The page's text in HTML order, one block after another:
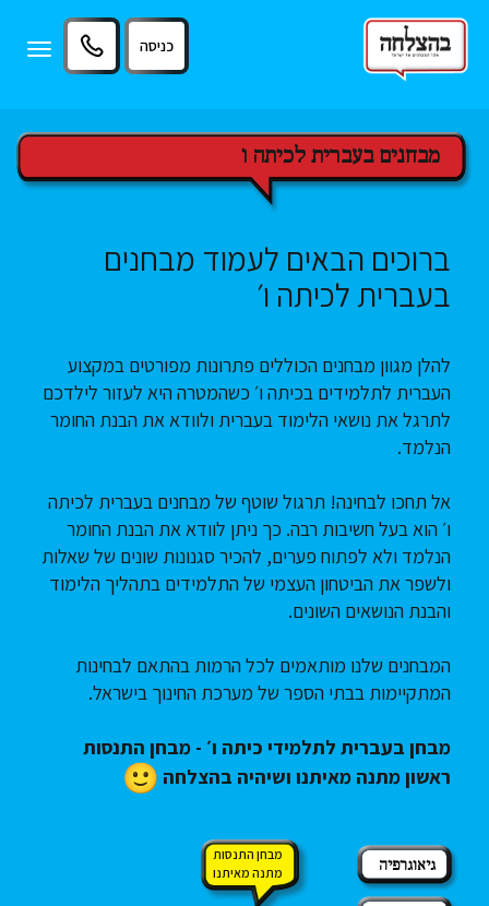
Toggle
כניסה
מבחנים בעברית לכיתה ו
ברוכים הבאים לעמוד מבחנים
בעברית לכיתה ו׳
להלן מגוון מבחנים הכוללים פתרונות מפורטים במקצוע
העברית לתלמידים בכיתה ו׳ כשהמטרה היא לעזור לילדכם
לתרגל את נושאי הלימוד בעברית ולוודא את הבנת החומר
הנלמד.
אל תחכו לבחינה! תרגול שוטף של מבחנים בעברית לכיתה
ו׳ הוא בעל חשיבות רבה. כך ניתן לוודא את הבנת החומר
הנלמד ולא לפתוח פערים, להכיר סגנונות שונים של שאלות
ולשפר את הביטחון העצמי של התלמידים בתהליך הלימוד
והבנת הנושאים השונים.
המבחנים שלנו מותאמים לכל הרמות בהתאם לבחינות
המתקיימות בבתי הספר של מערכת החינוך בישראל.
מבחן בעברית לתלמידי כיתה ו׳ - מבחן התנסות
ראשון מתנה מאיתנו ושיהיה בהצלחה
גיאוגרפיה
מבחן התנסות
מתנה מאיתנו